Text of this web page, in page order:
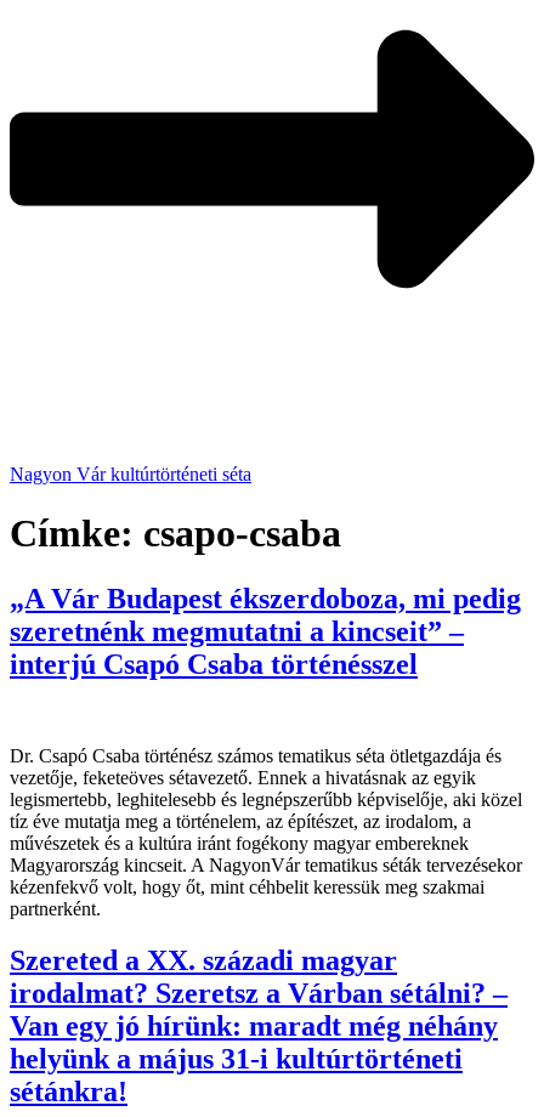
Nagyon Vár kultúrtörténeti séta
Címke: csapo-csaba
„A Vár Budapest ékszerdoboza, mi pedig
szeretnénk megmutatni a kincseit” –
interjú Csapó Csaba történésszel
Dr. Csapó Csaba történész számos tematikus séta ötletgazdája és
vezetője, feketeöves sétavezető. Ennek a hivatásnak az egyik
legismertebb, leghitelesebb és legnépszerűbb képviselője, aki közel
tíz éve mutatja meg a történelem, az építészet, az irodalom, a
művészetek és a kultúra iránt fogékony magyar embereknek
Magyarország kincseit. A NagyonVár tematikus séták tervezésekor
kézenfekvő volt, hogy őt, mint céhbelit keressük meg szakmai
partnerként.
Szereted a XX. századi magyar
irodalmat? Szeretsz a Várban sétálni? –
Van egy jó hírünk: maradt még néhány
helyünk a május 31-i kultúrtörténeti
sétánkra!